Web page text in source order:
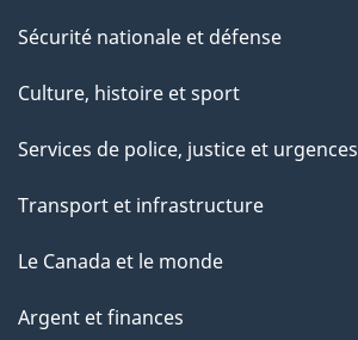
Sécurité nationale et défense
Culture, histoire et sport
Services de police, justice et urgences
Transport et infrastructure
Le Canada et le monde
Argent et finances